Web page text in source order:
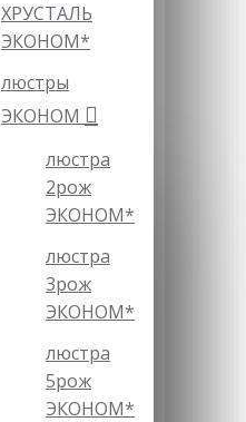
ХРУСТАЛЬ
ЭКОНОМ*
люстры
ЭКОНОМ
люстра
2рож
ЭКОНОМ*
люстра
3рож
ЭКОНОМ*
люстра
5рож
ЭКОНОМ*